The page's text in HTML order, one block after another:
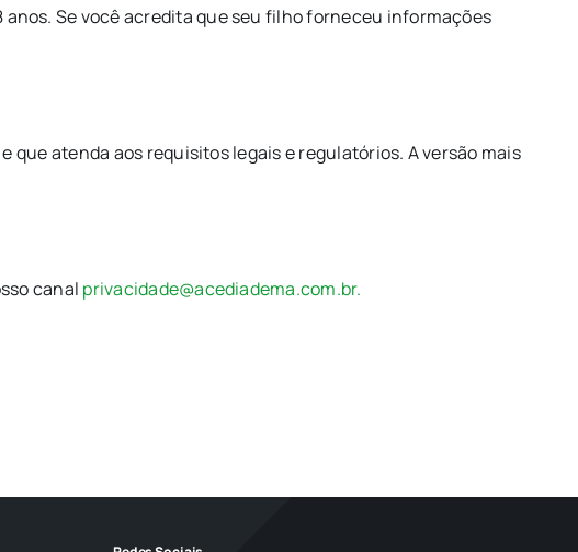
Se você acredita que seu filho forneceu informações
atenda aos requisitos legais e regulatórios. A versão mais
canal privacidade@acediadema.com.br.